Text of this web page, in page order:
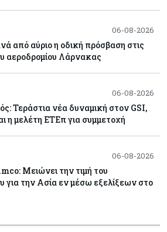
06-08-2026
από αύριο η οδική πρόσβαση στις
αεροδρομίου Λάρνακας
06-08-2026
Τεράστια νέα δυναμική στον GSI,
η μελέτη ΕΤΕπ για συμμετοχή
06-08-2026
Μειώνει την τιμή του
για την Ασία εν μέσω εξελίξεων στο
06-08-2026